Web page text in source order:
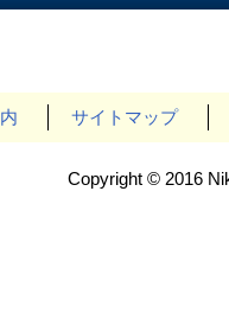
サイトマップ
Copyright © 2016